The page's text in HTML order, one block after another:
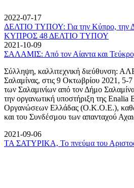
2022-07-17
ΔΕΛΤΙΟ ΤΥΠΟΥ: Για την Κύπρο, την
ΚΥΠΡΟΣ 48 ΔΕΛΤΙΟ ΤΥΠΟΥ
2021-10-09
ΣΑΛΑΜΙΣ: Από τον Αίαντα και
Σύλληψη, καλλιτεχνική
Σαλαμίνας, στις 9 Οκτωβρίου 2021, 5-
των Σαλαμινίων από τον Δήμο
την οργανωτική υποστήριξη της
Οργανώσεων Ελλάδας (Ο.Κ.Ο.Ε.),
και του Συνδέσμου των απανταχού
2021-09-06
ΤΑ ΣΑΤΥΡΙΚΑ, Το πνεύμα του